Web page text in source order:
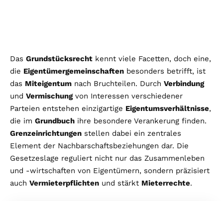
Das Grundstücksrecht kennt viele Facetten, doch eine,
die Eigentümergemeinschaften besonders betrifft, ist
das Miteigentum nach Bruchteilen. Durch Verbindung
und Vermischungvon Interessen verschiedener
Parteien entstehen einzigartige Eigentumsverhältnisse,
die im Grundbuch ihre besondere Verankerung finden.
Grenzeinrichtungen stellen dabei ein zentrales
Element der Nachbarschaftsbeziehungen dar. Die
Gesetzeslage reguliert nicht nur das Zusammenleben
und -wirtschaften von Eigentümern, sondern präzisiert
auch Vermieterpflichten und stärkt Mieterrechte.